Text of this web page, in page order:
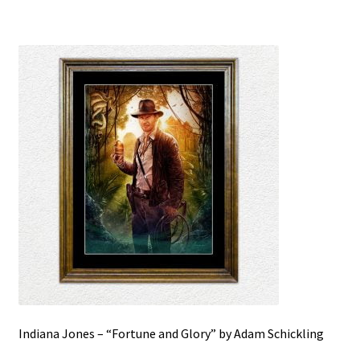
Indiana Jones – “Fortune and Glory” by Adam Schickling